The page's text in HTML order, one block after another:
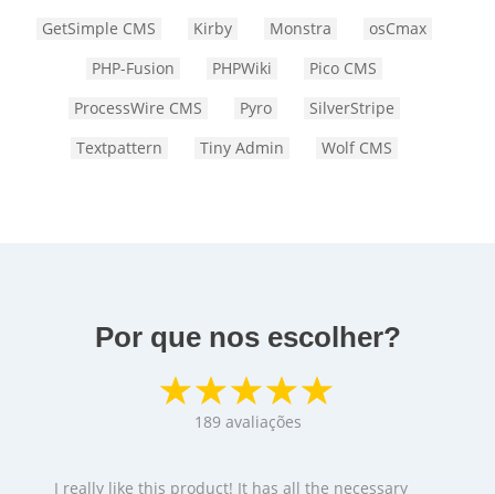
GetSimple CMS
Kirby Monstra
osCmax
PHP-Fusion
PHPWiki
Pico CMS
ProcessWire CMS
Pyro
SilverStripe
Textpattern
Tiny Admin Wolf CMS
Por que nos escolher?
189 avaliações
I really like this product! It has all the necessary